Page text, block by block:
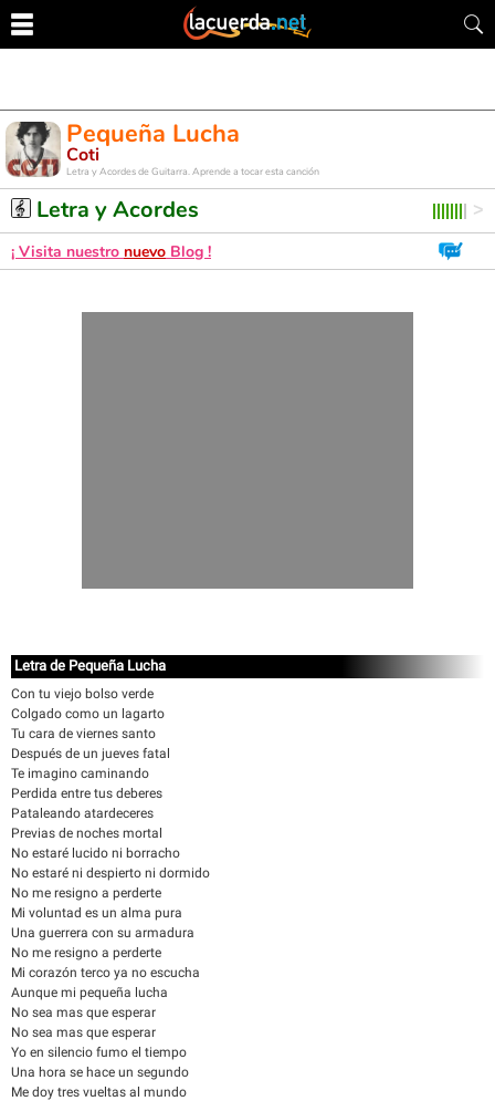
Pequeña Lucha
Coti
Letra y Acordes de Guitarra. Aprende a tocar esta canción
Letra y Acordes
¡ Visita nuestro nuevo Blog !
Letra de Pequeña Lucha
Con tu viejo bolso verde
Colgado como un lagarto
Tu cara de viernes santo
Después de un jueves fatal
Te imagino caminando
Perdida entre tus deberes
Pataleando atardeceres
Previas de noches mortal
No estaré lucido ni borracho
No estaré ni despierto ni dormido
No me resigno a perderte
Mi voluntad es un alma pura
Una guerrera con su armadura
No me resigno a perderte
Mi corazón terco ya no escucha
Aunque mi pequeña lucha
No sea mas que esperar
No sea mas que esperar
Yo en silencio fumo el tiempo
Una hora se hace un segundo
Me doy tres vueltas al mundo